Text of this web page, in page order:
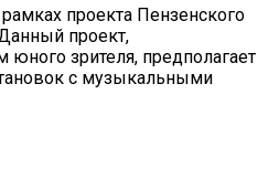
проекта Пензенского
проект,
зрителя, предполагает
с музыкальными